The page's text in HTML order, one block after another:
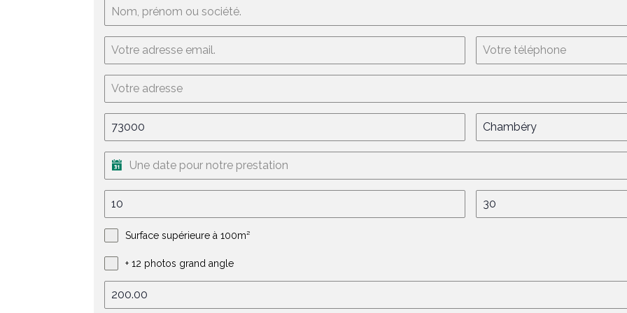
Surface supérieure à 100m²
+ 12 photos grand angle